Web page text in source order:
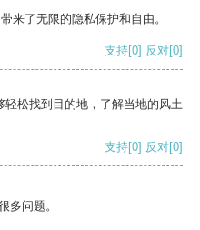
来了无限的隐私保护和自由。
支持[0] 反对[0]
松找到目的地，了解当地的风土
支持[0] 反对[0]
多问题。